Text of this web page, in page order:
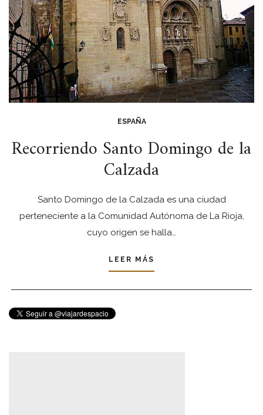
ESPAÑA
Recorriendo Santo Domingo de la
Calzada
Santo Domingo de la Calzada es una ciudad
perteneciente a la Comunidad Autónoma de La Rioja,
cuyo origen se halla…
LEER MÁS